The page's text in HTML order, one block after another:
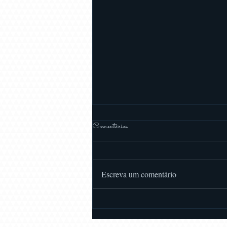
Comentários
Escreva um comentário